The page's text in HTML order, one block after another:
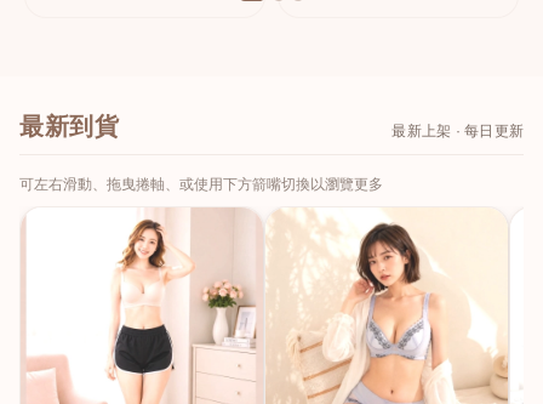
最新到貨 最新上架 · 每日更新
可左右滑動、拖曳捲軸、或使用下方箭嘴切換以瀏覽更多